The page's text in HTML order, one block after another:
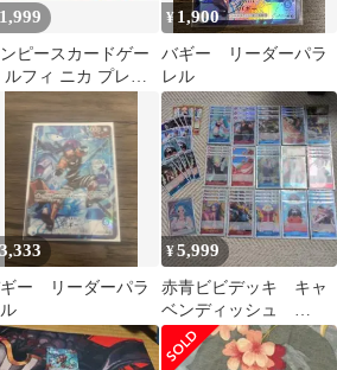
1,999
ピースカードゲー
ルフィ ニカ プレイ
¥ 1,900
バギー リーダーパラ
レル
3,333
ー リーダーパラ
¥5,999
赤青ビビデッキ キャ
ベンディッシュ
OP10 ナミ OP11
EB03